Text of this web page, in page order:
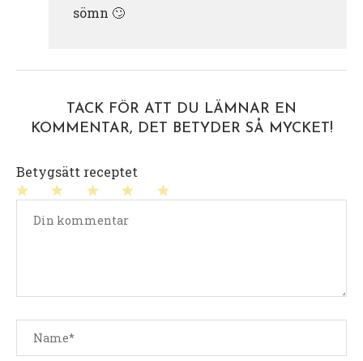
sömn 🙄
TACK FÖR ATT DU LÄMNAR EN
KOMMENTAR, DET BETYDER SÅ MYCKET!
Betygsätt receptet
stjärnor
stjärnor
stjärnor
stjärna